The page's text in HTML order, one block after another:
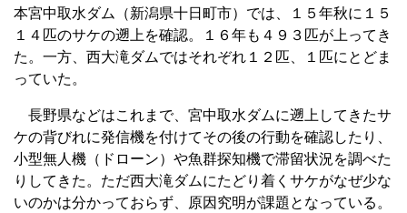
本宮中取水ダム（新潟県十日町市）では、１５年秋に１５
１４匹のサケの遡上を確認。１６年も４９３匹が上ってき
た。一方、西大滝ダムではそれぞれ１２匹、１匹にとどま
っていた。
長野県などはこれまで、宮中取水ダムに遡上してきたサ
ケの背びれに発信機を付けてその後の行動を確認したり、
小型無人機（ドローン）や魚群探知機で滞留状況を調べた
りしてきた。ただ西大滝ダムにたどり着くサケがなぜ少な
いのかは分かっておらず、原因究明が課題となっている。